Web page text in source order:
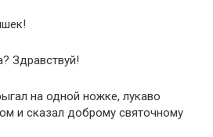
Здравствуй!
на одной ножке, лукаво
и сказал доброму святочному